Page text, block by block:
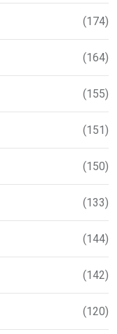
(174)
(164)
(155)
(151)
(150)
(133)
(144)
(142)
(120)